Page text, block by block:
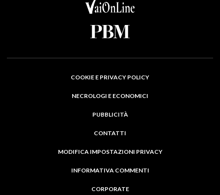
COOKIE E PRIVACY POLICY
NECROLOGI E ECONOMICI
PUBBLICITÀ
CONTATTI
MODIFICA IMPOSTAZIONI PRIVACY
INFORMATIVA COMMENTI
CORPORATE